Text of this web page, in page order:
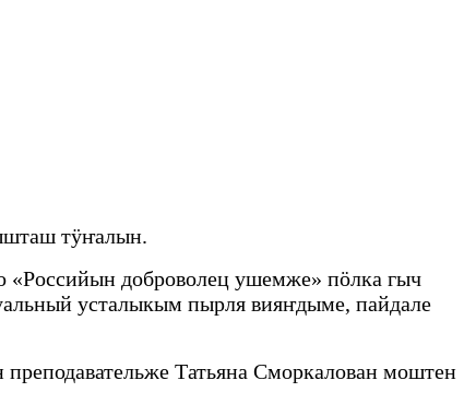
тӱҥалын.
доброволец ушемже» пӧлка гыч
усталыкым пырля вияҥдыме, пайдале
Татьяна Сморкалован моштен